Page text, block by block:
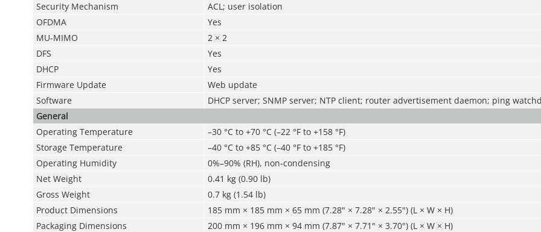
Security Mechanism
ACL; user isolation
OFDMA
Yes
MU-MIMO
2 × 2
DFS
Yes
DHCP
Yes
Firmware Update
Web update
Software
DHCP server; SNMP server; NTP client; router advertisement daemon; ping
General
Operating Temperature
–30 °C to +70 °C (–22 °F to +158 °F)
Storage Temperature
–40 °C to +85 °C (–40 °F to +185 °F)
Operating Humidity
0%–90% (RH), non-condensing
Net Weight
0.41 kg (0.90 lb)
Gross Weight
0.7 kg (1.54 lb)
Product Dimensions
185 mm × 185 mm × 65 mm (7.28" × 7.28" × 2.55") (L × W × H)
Packaging Dimensions
200 mm × 196 mm × 94 mm (7.87" × 7.71" × 3.70") (L × W × H)